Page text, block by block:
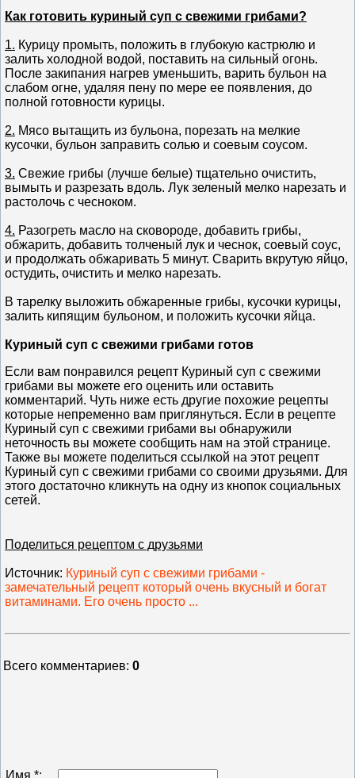
Как готовить куриный суп с свежими грибами?
1. Курицу промыть, положить в глубокую кастрюлю и
залить холодной водой, поставить на сильный огонь.
После закипания нагрев уменьшить, варить бульон на
слабом огне, удаляя пену по мере ее появления, до
полной готовности курицы.
2. Мясо вытащить из бульона, порезать на мелкие
кусочки, бульон заправить солью и соевым соусом.
3. Свежие грибы (лучше белые) тщательно очистить,
вымыть и разрезать вдоль. Лук зеленый мелко нарезать и
растолочь с чесноком.
4. Разогреть масло на сковороде, добавить грибы,
обжарить, добавить толченый лук и чеснок, соевый соус,
и продолжать обжаривать 5 минут. Сварить вкрутую яйцо,
остудить, очистить и мелко нарезать.
В тарелку выложить обжаренные грибы, кусочки курицы,
залить кипящим бульоном, и положить кусочки яйца.
Куриный суп с свежими грибами готов
Если вам понравился рецепт Куриный суп с свежими
грибами вы можете его оценить или оставить
комментарий. Чуть ниже есть другие похожие рецепты
которые непременно вам приглянуться. Если в рецепте
Куриный суп с свежими грибами вы обнаружили
неточность вы можете сообщить нам на этой странице.
Также вы можете поделиться ссылкой на этот рецепт
Куриный суп с свежими грибами со своими друзьями. Для
этого достаточно кликнуть на одну из кнопок социальных
сетей.
Поделиться рецептом с друзьями
Источник: Куриный суп с свежими грибами -
замечательный рецепт который очень вкусный и богат
витаминами. Его очень просто ...
Всего комментариев: 0
Имя *: